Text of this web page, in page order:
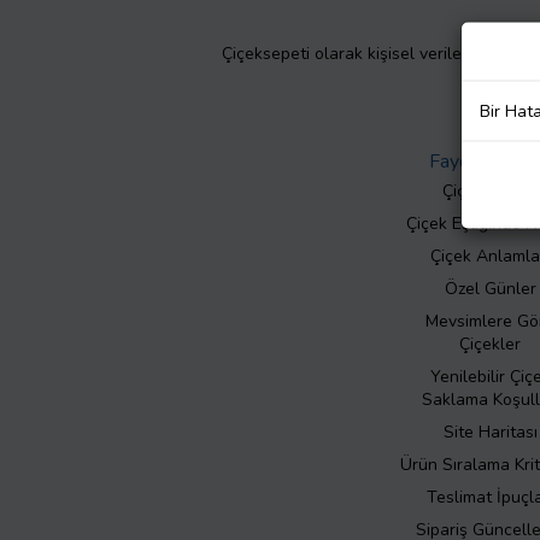
Çiçeksepeti olarak kişisel verilerinizin
Faydalı Bilgiler
Çiçek Bakımı
Çiçek Eşliğinde
Çiçek
Özel Günler
Mevsimlere
Çiçekler
Yenilebilir
Saklama
Site Haritası
Ürün Sıralama
Teslimat
Sipariş
Bir